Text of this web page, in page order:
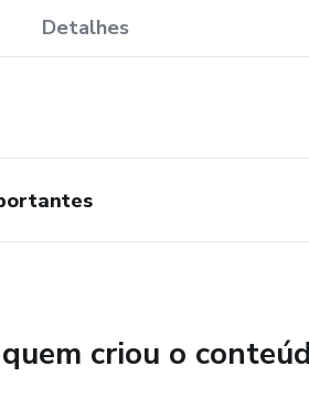
Detalhes
criou o